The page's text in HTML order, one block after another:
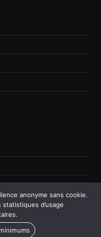
anonyme sans cookie.
d’usage